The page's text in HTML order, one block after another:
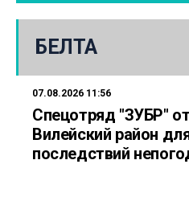
БЕЛТА
07.08.2026 11:56
Спецотряд "ЗУБР"
Вилейский район
последствий